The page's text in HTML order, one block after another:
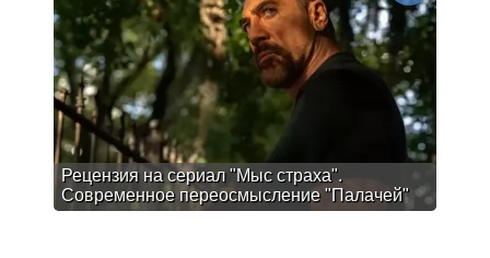
Рецензия на сериал "Мыс страха".
Современное переосмысление "Палачей"